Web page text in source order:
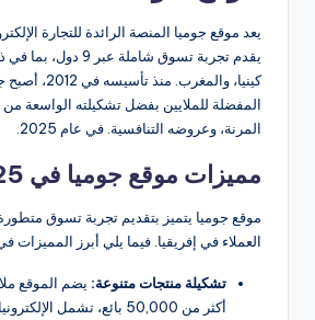
يعد موقع جوميا المنصة الرائدة للتجارة
يقدم تجربة تسوق شاملة
كينيا، والمغرب. منذ
المفضلة للملايين بفضل تشكيلته الواسعة من
المرنة، وعروضه التنافسية. في عام 2025.
مميزات موقع جوميا في 2025:
موقع جوميا يتميز بتقديم تجربة تسوق
العملاء في إفريقيا. فيما يلي أبرز المميزات في
تشكيلة منتجات متنوعة: يضم الموقع
أكثر من 50,000 بائع، تشمل